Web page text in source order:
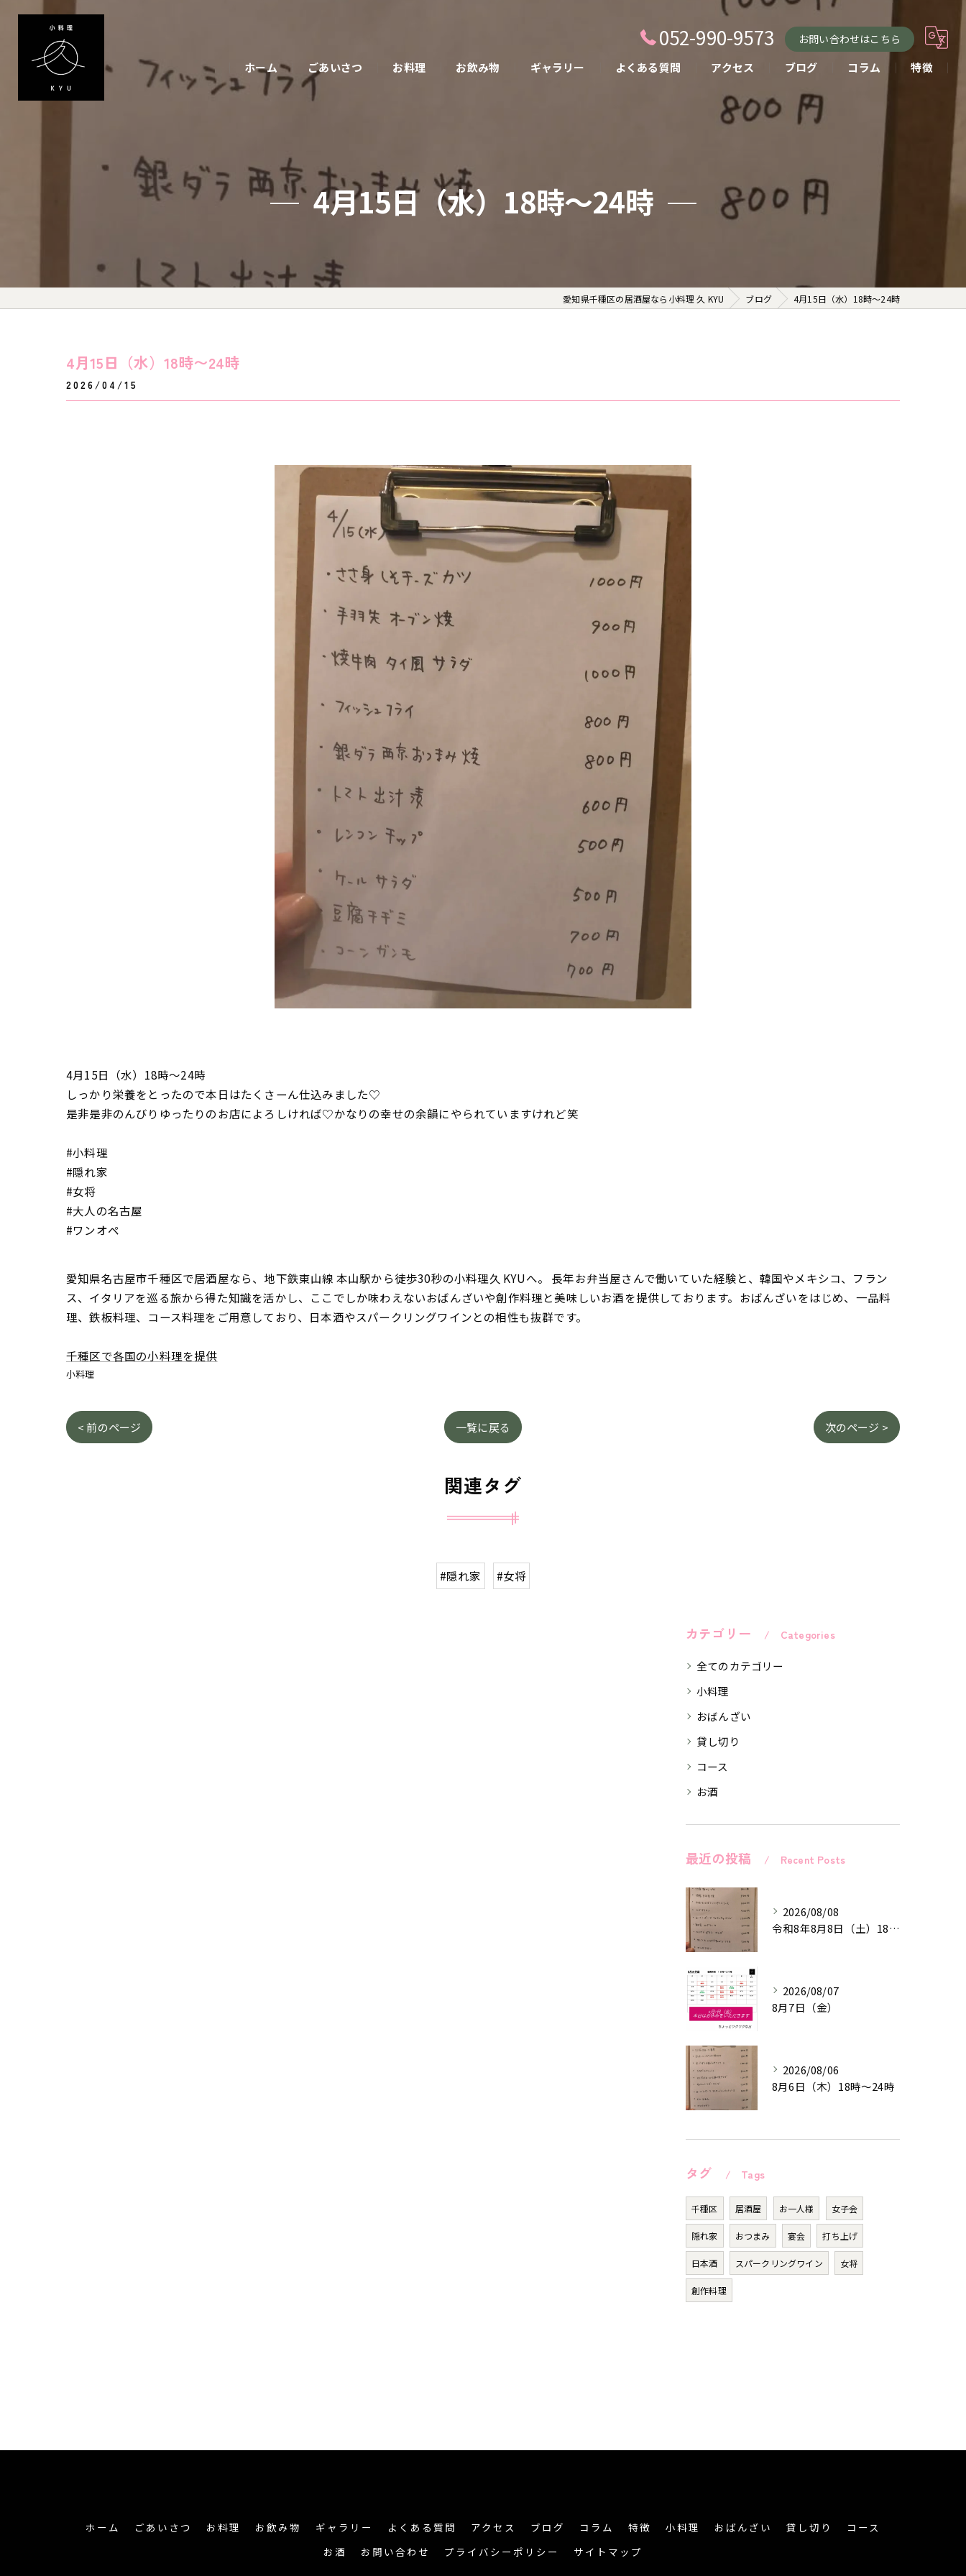
052-990-9573 お問い合わせはこちら
ホーム ごあいさつ お料理 お飲み物 ギャラリー よくある質問 アクセス ブログ コラム 特徴
小料理
おばんざい
4月15日（水）18時〜24時
愛知県千種区の居酒屋なら小料理 久 KYU ブログ 4月15日（水）18時〜24時
4月15日（水）18時〜24時
2026/04/15
4月15日（水）18時〜24時
しっかり栄養をとったので本日はたくさーん仕込みました♡
是非是非のんびりゆったりのお店によろしければ♡かなりの幸せの余韻にやられていますけれど笑
#小料理
#隠れ家
#女将
#大人の名古屋
#ワンオペ
愛知県名古屋市千種区で居酒屋なら、地下鉄東山線 本山駅から徒歩30秒の小料理久 KYUへ。 長年お弁当屋さんで働いていた経験と、韓国やメキシコ、フラン
ス、イタリアを巡る旅から得た知識を活かし、ここでしか味わえないおばんざいや創作料理と美味しいお酒を提供しております。おばんざいをはじめ、一品料
理、鉄板料理、コース料理をご用意しており、日本酒やスパークリングワインとの相性も抜群です。
千種区で各国の小料理を提供
小料理
< 前のページ 一覧に戻る 次のページ >
関連タグ
#隠れ家 #女将
カテゴリー Categories
全てのカテゴリー
小料理
おばんざい
貸し切り
コース
お酒
最近の投稿 Recent Posts
2026/08/08
令和8年8月8日（土）18時〜24時
2026/08/07
8月7日（金）
2026/08/06
8月6日（木）18時〜24時
タグ Tags
千種区 居酒屋 お一人様 女子会
隠れ家 おつまみ 宴会 打ち上げ
日本酒 スパークリングワイン 女将
創作料理
ホーム ごあいさつ お料理 お飲み物 ギャラリー よくある質問 アクセス ブログ コラム 特徴 小料理 おばんざい 貸し切り
コース
お酒
お問い合わせ プライバシーポリシー サイトマップ